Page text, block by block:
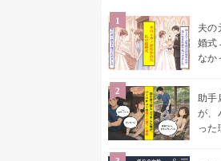
夫の
婚式
なか
助手
が、
った